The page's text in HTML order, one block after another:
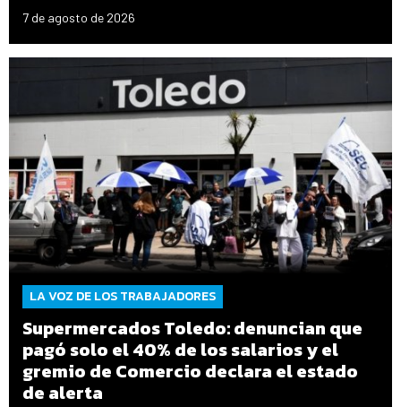
7 de agosto de 2026
LA VOZ DE LOS TRABAJADORES
Supermercados Toledo: denuncian que
pagó solo el 40% de los salarios y el
gremio de Comercio declara el estado
de alerta